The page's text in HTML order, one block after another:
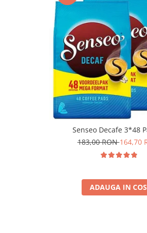
Senseo Decafe 3*48
183,00 RON164,70
ADAUGA IN COS